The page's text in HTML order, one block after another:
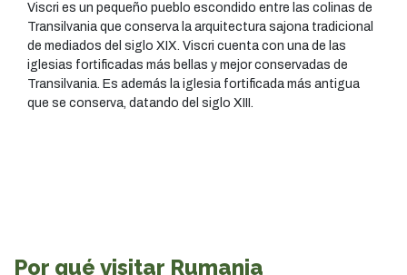
Viscri es un pequeño pueblo escondido entre las colinas de
Transilvania que conserva la arquitectura sajona tradicional
de mediados del siglo XIX. Viscri cuenta con una de las
iglesias fortificadas más bellas y mejor conservadas de
Transilvania. Es además la iglesia fortificada más antigua
que se conserva, datando del siglo XIII.
Por qué visitar Rumania